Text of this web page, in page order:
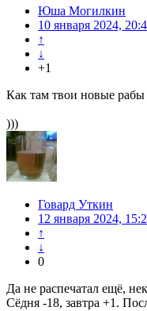
Юша Могилкин
10 января 2024,
↑
↓
+1
Как там твои новые рабы
)))
Говард Уткин
12 января 2024,
↑
↓
0
Да не распечатал ещё,
Сёдня -18, завтра +1.